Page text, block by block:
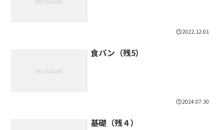
2022.12.01
食パン（残5）
2024.07.30
基礎（残４）